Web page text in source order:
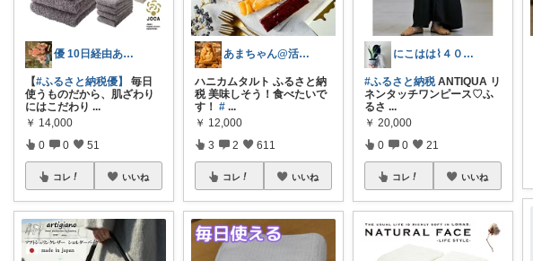
優 10日経由ありがとうございます
【#ふるさと納税優】
毎日
使うものだから、肌ざわり
にはこだわり ...
￥ 14,000
0 0 51
コレ いいね
あまちゃん@活動休止中
ハニカムタルト ふるさと納
税 美味しそう！食べたいで
す！# ...
￥ 12,000
3 2 611
コレ いいね
にこはは⌇４０代心地いい暮らし
#ふるさと納税ANTIQUA リ
ネンタッチワンピース♡ふ
るさ ...
￥ 20,000
0 0 21
コレ いいね